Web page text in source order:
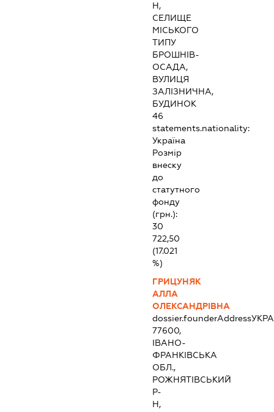
Н,
СЕЛИЩЕ
МІСЬКОГО
ТИПУ
БРОШНІВ-
ОСАДА,
ВУЛИЦЯ
ЗАЛІЗНИЧНА,
БУДИНОК
46
statements.nationality:
Україна
Розмір
внеску
до
статутного
фонду
(грн.):
30
722,50
(17.021
%)
ГРИЦУНЯК
АЛЛА
ОЛЕКСАНДРІВНА
dossier.founderAddress
77600,
ІВАНО-
ФРАНКІВСЬКА
ОБЛ.,
РОЖНЯТІВСЬКИЙ
Р-
Н,